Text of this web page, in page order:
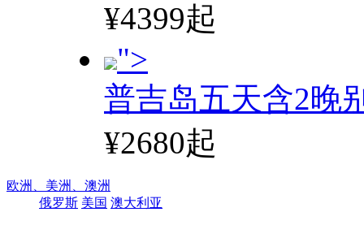
¥4399起
">
普吉岛五天含2晚
¥2680起
欧洲、 美洲、 澳洲
俄罗斯 美国 澳大利亚